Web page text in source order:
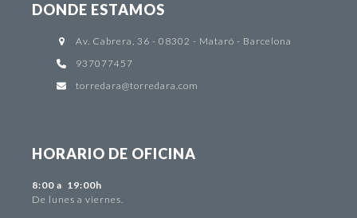
DONDE ESTAMOS
Av. Cabrera, 36 - 08302 - Mataró - Barcelona
937077457
torredara@torredara.com
HORARIO DE OFICINA
8:00 a 19:00h
De lunes a viernes.